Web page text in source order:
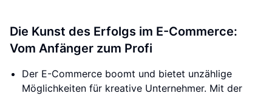
Die Kunst des Erfolgs im E-Commerce:
Vom Anfänger zum Profi
Der E-Commerce boomt und bietet unzählige
Möglichkeiten für kreative Unternehmer. Mit der